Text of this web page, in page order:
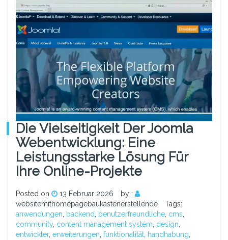
Die Vielseitigkeit Der Joomla
Webentwicklung: Eine
Leistungsstarke Lösung Für
Ihre Online-Projekte
Posted on 13 Februar 2026
by :
websitemithomepagebaukastenerstellende
Tags:
anwendungen, backend, benutzerfreundliche, cms,
community, content management system, design,
entwickler, erweiterungen, funktionalität, handhabung,